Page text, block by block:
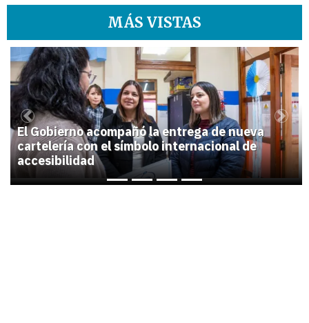
MÁS VISTAS
1
El Gobierno acompañó la entrega de nueva
cartelería con el símbolo internacional de
accesibilidad
Previous Next